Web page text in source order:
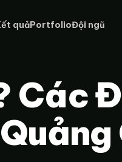
quảPortfolioĐội ngũ
Các